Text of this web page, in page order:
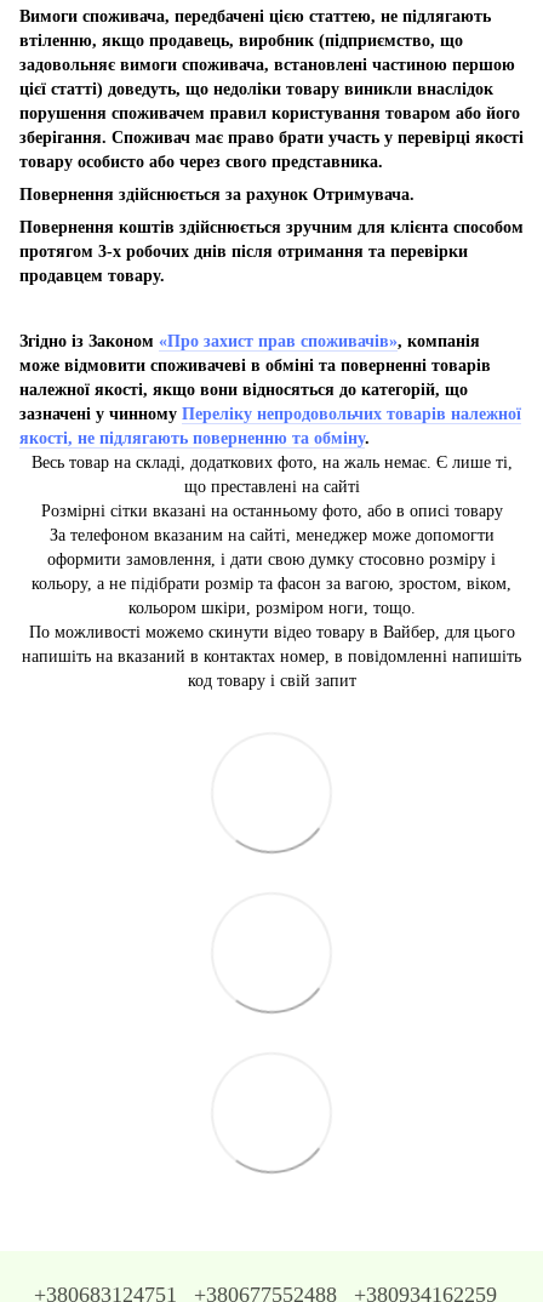
Вимоги споживача, передбачені цією статтею, не підлягають
втіленню, якщо продавець, виробник (підприємство, що
задовольняє вимоги споживача, встановлені частиною першою
цієї статті) доведуть, що недоліки товару виникли внаслідок
порушення споживачем правил користування товаром або його
зберігання. Споживач має право брати участь у перевірці якості
товару особисто або через свого представника.
Повернення здійснюється за рахунок Отримувача.
Повернення коштів здійснюється зручним для клієнта способом
протягом 3-х робочих днів після отримання та перевірки
продавцем товару.
Згідно із Законом «Про захист прав споживачів», компанія
може відмовити споживачеві в обміні та поверненні товарів
належної якості, якщо вони відносяться до категорій, що
зазначені у чинному Переліку непродовольчих товарів належної
якості, не підлягають поверненню та обміну.
Весь товар на складі, додаткових фото, на жаль немає. Є лише ті,
що преставлені на сайті
Розмірні сітки вказані на останньому фото, або в описі товару
За телефоном вказаним на сайті, менеджер може допомогти
оформити замовлення, і дати свою думку стосовно розміру і
кольору, а не підібрати розмір та фасон за вагою, зростом, віком,
кольором шкіри, розміром ноги, тощо.
По можливості можемо скинути відео товару в Вайбер, для цього
напишіть на вказаний в контактах номер, в повідомленні напишіть
код товару і свій запит
+380683124751 +380677552488 +380934162259